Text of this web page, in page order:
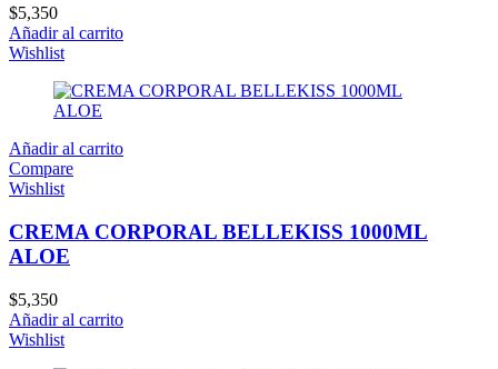
$5,350
Añadir al carrito
Wishlist
Añadir al carrito
Compare
Wishlist
CREMA CORPORAL BELLEKISS 1000ML
ALOE
$5,350
Añadir al carrito
Wishlist